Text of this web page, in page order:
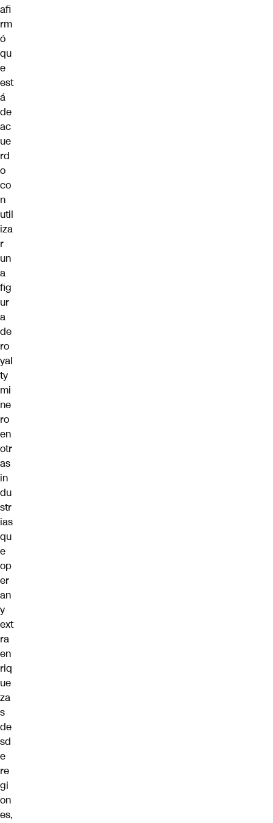
afi
rm
ó
qu
e
est
á
de
ac
ue
rd
o
co
n
util
iza
r
un
a
fig
ur
a
de
ro
yal
ty
mi
ne
ro
en
otr
as
in
du
str
ias
qu
e
op
er
an
y
ext
ra
en
riq
ue
za
s
de
sd
e
re
gi
on
es,